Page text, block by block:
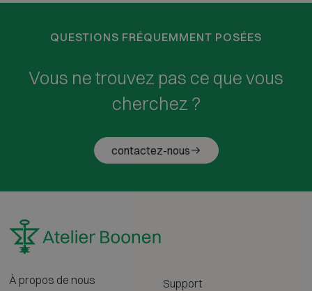
QUESTIONS FRÉQUEMMENT POSÉES
Vous ne trouvez pas ce que vous
cherchez ?
contactez-nous
À propos de nous
Support